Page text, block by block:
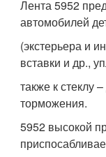
Лента 5952
автомобилей
(экстерьера и
вставки и др.,
также к стеклу
торможения.
5952 высокой